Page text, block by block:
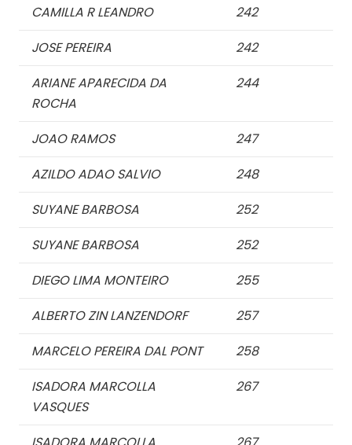
CAMILLA R LEANDRO
242
JOSE PEREIRA
242
ARIANE APARECIDA DA
ROCHA
244
JOAO RAMOS
247
AZILDO ADAO SALVIO
248
SUYANE BARBOSA
252
SUYANE BARBOSA
252
DIEGO LIMA MONTEIRO
255
ALBERTO ZIN LANZENDORF
257
MARCELO PEREIRA DAL PONT
258
ISADORA MARCOLLA
VASQUES
267